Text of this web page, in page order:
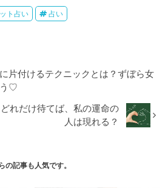
ト占い 占い
片付けるテクニックとは？ずぼら女
う♡
れだけ待てば、私の運命の
人は現れる？
の記事も人気です。